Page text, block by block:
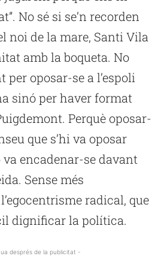
No sé si se’n recorden
noi de la mare, Santi Vila
amb la boqueta. No
per oposar-se a l’espoli
sinó per haver format
Perquè oposar-
que s’hi va oposar
encadenar-se davant
Sense més
radical, que
dignificar la política.
després de la publicitat -